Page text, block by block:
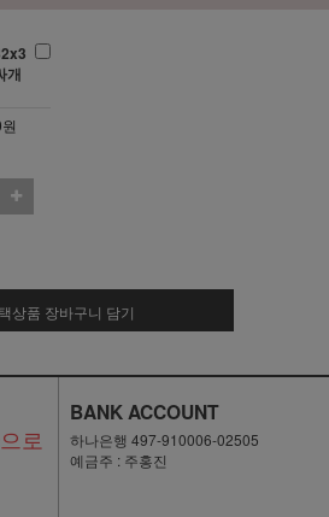
개
상품 장바구니 담기
로
BANK ACCOUNT
하나은행 497-910006-02505
예금주 : 주홍진